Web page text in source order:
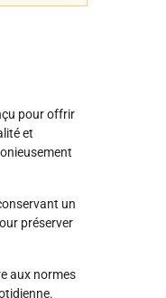
pour offrir
et
un
préserver
aux normes